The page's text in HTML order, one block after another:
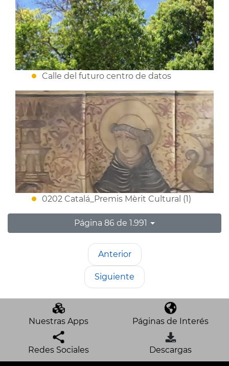
Calle del futuro centro de datos
0202 Catalá_Premis Mèrit Cultural (1)
Página 86 de 1.991
Anterior
Siguiente
Nuestras Apps Páginas de Interés
Redes Sociales Descargas